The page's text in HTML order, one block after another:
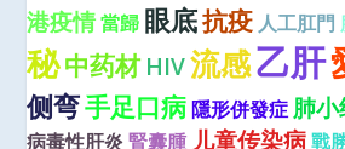
港疫情當歸 眼底抗疫 人工肛門
秘中药材 HIV流感乙肝
侧弯手足口病 隱形併發症 肺
病毒性肝炎 腎囊腫 儿童传染病 戰